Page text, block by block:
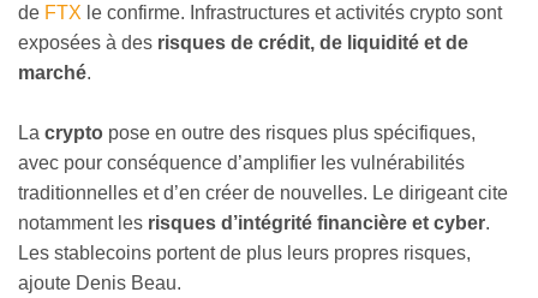
de FTX le confirme. Infrastructures et activités crypto sont
exposées à des risques de crédit, de liquidité et de
marché.
La crypto pose en outre des risques plus spécifiques,
avec pour conséquence d’amplifier les vulnérabilités
traditionnelles et d’en créer de nouvelles. Le dirigeant cite
notamment les risques d’intégrité financière et cyber.
Les stablecoins portent de plus leurs propres risques,
ajoute Denis Beau.